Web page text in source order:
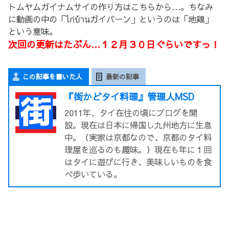
トムヤムガイナムサイの作り方はこちらから…。ちなみ
に動画の中の「ไก่บ้านガイバーン」というのは「地鶏」
という意味。
次回の更新はたぶん…１２月３０日ぐらいですっ！
この記事を書いた人 最新の記事
『街かどタイ料理』管理人MSD
2011年、タイ在住の頃にブログを開
設。現在は日本に帰国し九州地方に生息
中。（実家は京都なので、京都のタイ料
理屋を巡るのも趣味。）現在も年に１回
はタイに遊びに行き、美味しいものを食
べ歩いている。